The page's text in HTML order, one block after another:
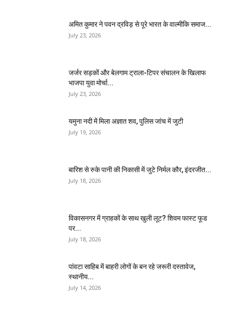
अमित कुमार ने पवन द्रविड़ से पूरे भारत के वाल्मीकि समाज...
July 23, 2026
जर्जर सड़कों और बेलगाम ट्राला-टिपर संचालन के खिलाफ
भाजपा युवा मोर्चा...
July 23, 2026
यमुना नदी में मिला अज्ञात शव, पुलिस जांच में जुटी
July 19, 2026
बारिश से रुके पानी की निकासी में जुटे निर्मल कौर, इंदरजीत...
July 18, 2026
विकासनगर में ग्राहकों के साथ खुली लूट? शिवम फास्ट फूड
पर...
July 18, 2026
पांवटा साहिब में बाहरी लोगों के बन रहे जरूरी दस्तावेज,
स्थानीय...
July 14, 2026